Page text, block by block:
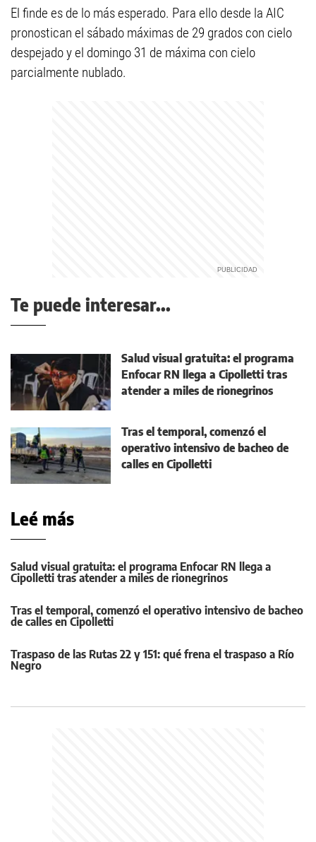
El finde es de lo más esperado. Para ello desde la AIC
pronostican el sábado máximas de 29 grados con cielo
despejado y el domingo 31 de máxima con cielo
parcialmente nublado.
Te puede interesar...
Salud visual gratuita: el programa
Enfocar RN llega a Cipolletti tras
atender a miles de rionegrinos
Tras el temporal, comenzó el
operativo intensivo de bacheo de
calles en Cipolletti
Leé más
Salud visual gratuita: el programa Enfocar RN llega a
Cipolletti tras atender a miles de rionegrinos
Tras el temporal, comenzó el operativo intensivo de bacheo
de calles en Cipolletti
Traspaso de las Rutas 22 y 151: qué frena el traspaso a Río
Negro